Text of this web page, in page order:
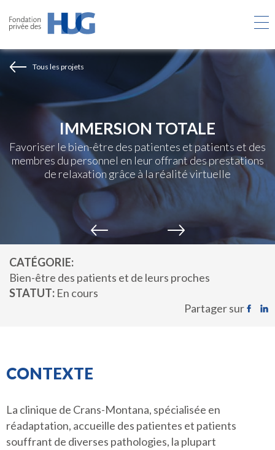
contenu
Tous les projets
IMMERSION TOTALE
Favoriser le bien-être des patientes et patients et des
membres du personnel en leur offrant des prestations
de relaxation grâce à la réalité virtuelle
CATÉGORIE
Bien-être des patients et de leurs proches
STATUT En cours
Partager sur
CONTEXTE
La clinique de Crans-Montana, spécialisée en
réadaptation, accueille des patientes et patients
souffrant de diverses pathologies, la plupart